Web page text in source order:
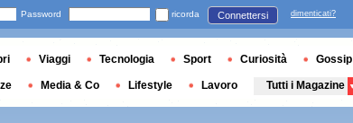
Password ricorda Connettersi dimenticati?
Viaggi Tecnologia Sport Curiosità Gossip
Media & Co Lifestyle Lavoro Tutti i Magazine